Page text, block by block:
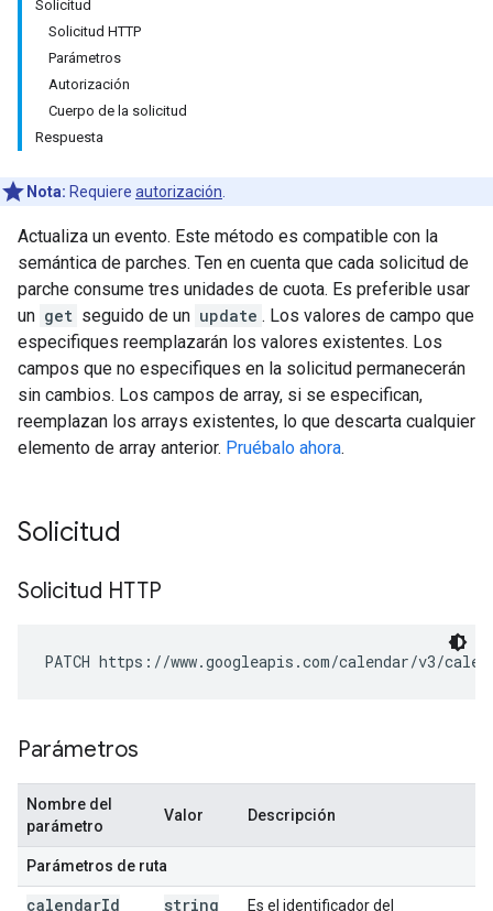
Solicitud
Solicitud HTTP
Parámetros
Autorización
Cuerpo de la solicitud
Respuesta
Nota: Requiere autorización
Actualiza un evento. Este método es compatible con la
semántica de parches. Ten en cuenta que cada solicitud de
parche consume tres unidades de cuota. Es preferible usar
un get seguido de un update . Los valores de campo que
especifiques reemplazarán los valores existentes. Los
campos que no especifiques en la solicitud permanecerán
sin cambios. Los campos de array, si se especifican,
reemplazan los arrays existentes, lo que descarta cualquier
elemento de array anterior. Pruébalo ahora.
Solicitud
Solicitud HTTP
PATCH https://www.googleapis.com/calendar/v3/
Parámetros
Nombre del
parámetro
Valor Descripción
Parámetros de ruta
calendarId string
Es el identificador del